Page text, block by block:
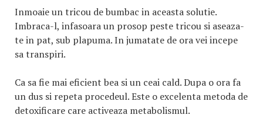
Inmoaie un tricou de bumbac in aceasta solutie.
Imbraca-l, infasoara un prosop peste tricou si aseaza-
te in pat, sub plapuma. In jumatate de ora vei incepe
sa transpiri.
Ca sa fie mai eficient bea si un ceai cald. Dupa o ora fa
un dus si repeta procedeul. Este o excelenta metoda de
detoxificare care activeaza metabolismul.